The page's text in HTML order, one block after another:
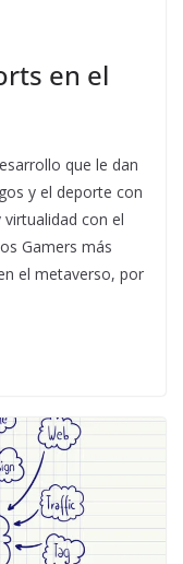
en el
que le dan
y el deporte con
con el
Gamers más
el metaverso, por